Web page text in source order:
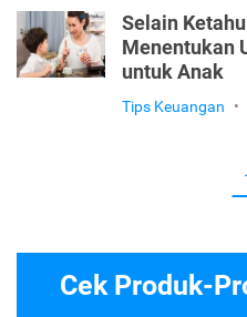
Selain
Menentukan
untuk Anak
Tips Keuangan •
Cek Produk-